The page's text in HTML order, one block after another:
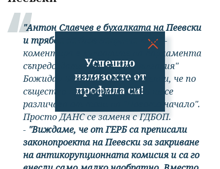
Успешно
излязохте от
профила си!
"Антон Славчев е бухалката на Пеевски
и трябва да бъде закрита КПК" -
коментира в кулоарите на парламента
съпредседателят на "Да, България"
Божидар Божанов, като допълни, че по
същество проектът на ГЕРБ не се
различава от този на "Новото начало".
Просто ДАНС се заменя с ГДБОП.
- "Виждаме, че от ГЕРБ са преписали
законопроекта на Пеевски за закриване
на антикорупционната комисия и са го